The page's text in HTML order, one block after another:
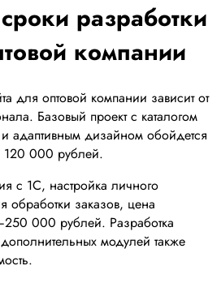
разработки
компании
для оптовой компании зависит от
Базовый проект с каталогом
адаптивным дизайном обойдется
000 рублей.
с 1С, настройка личного
обработки заказов, цена
000 рублей. Разработка
модулей также